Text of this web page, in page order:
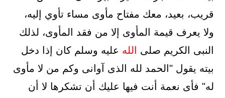
قريب، بعيد، معك مفتاح مأوى مساء تأوي إليه،
ولا يعرف قيمة المأوى إلا من فقد المأوى، لذلك
النبى الكريم صلى الله عليه وسلم كان إذا دخل
بيته يقول "الحمد لله الذى آوانى وكم من لا مأوى
له" فأى نعمة أنت فيها عليك أن تشكرها لا أن